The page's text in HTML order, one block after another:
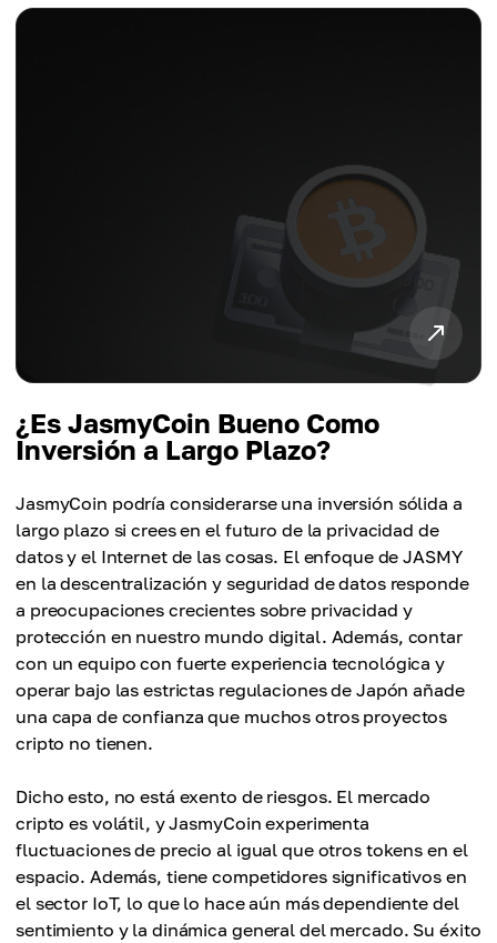
¿Es JasmyCoin Bueno Como
Inversión a Largo Plazo?
JasmyCoin podría considerarse una inversión sólida a
largo plazo si crees en el futuro de la privacidad de
datos y el Internet de las cosas. El enfoque de JASMY
en la descentralización y seguridad de datos responde
a preocupaciones crecientes sobre privacidad y
protección en nuestro mundo digital. Además, contar
con un equipo con fuerte experiencia tecnológica y
operar bajo las estrictas regulaciones de Japón añade
una capa de confianza que muchos otros proyectos
cripto no tienen.
Dicho esto, no está exento de riesgos. El mercado
cripto es volátil, y JasmyCoin experimenta
fluctuaciones de precio al igual que otros tokens en el
espacio. Además, tiene competidores significativos en
el sector IoT, lo que lo hace aún más dependiente del
sentimiento y la dinámica general del mercado. Su éxito